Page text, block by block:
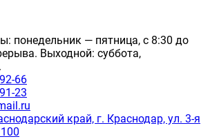
понедельник — пятница, с 8:30 до
Выходной: суббота,
66
23
край, г. Краснодар, ул. 3-я